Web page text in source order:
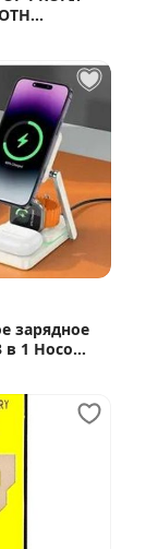
зарядное
в 1 Hoco